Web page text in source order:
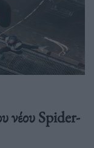
νέου Spider-